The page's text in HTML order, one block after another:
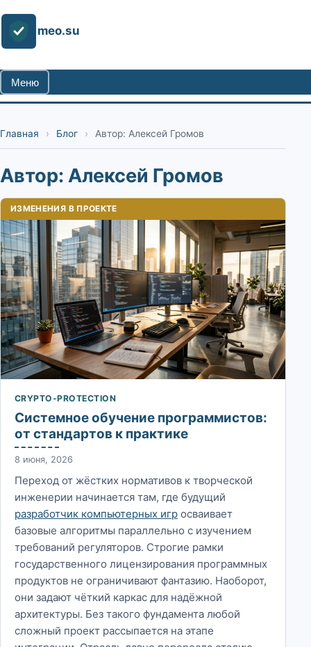
meo.su
Меню
Главная › Блог › Автор: Алексей Громов
Автор: Алексей Громов
ИЗМЕНЕНИЯ В ПРОЕКТЕ
CRYPTO-PROTECTION
Системное обучение программистов:
от стандартов к практике
8 июня, 2026
Переход от жёстких нормативов к творческой
инженерии начинается там, где будущий
разработчик компьютерных игр осваивает
базовые алгоритмы параллельно с изучением
требований регуляторов. Строгие рамки
государственного лицензирования программных
продуктов не ограничивают фантазию. Наоборот,
они задают чёткий каркас для надёжной
архитектуры. Без такого фундамента любой
сложный проект рассыпается на этапе